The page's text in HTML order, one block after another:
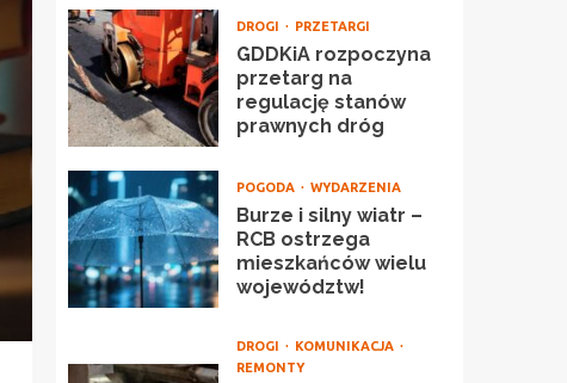
DROGI PRZETARGI
GDDKiA rozpoczyna
przetarg na
regulację stanów
prawnych dróg
POGODA WYDARZENIA
Burze i silny wiatr –
RCB ostrzega
mieszkańców wielu
województw!
DROGI
KOMUNIKACJA
REMONTY